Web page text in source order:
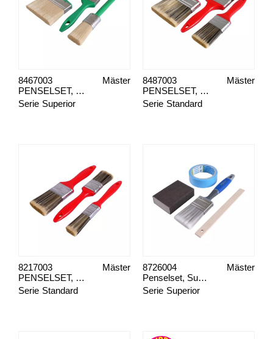
PENSELSET, MÅLA UTE UNIVERSAL 3-PACK, SUPERIOR BLOND
Mäster
8467003
Serie Superior
PENSELSET, UTE STANDARD
Mäster
8487003
Serie Standard
PENSELSET, INNE STANDARD
Mäster
8217003
Serie Standard
Penselset, Superior Måla lister & Snickeri
Mäster
8726004
Serie Superior